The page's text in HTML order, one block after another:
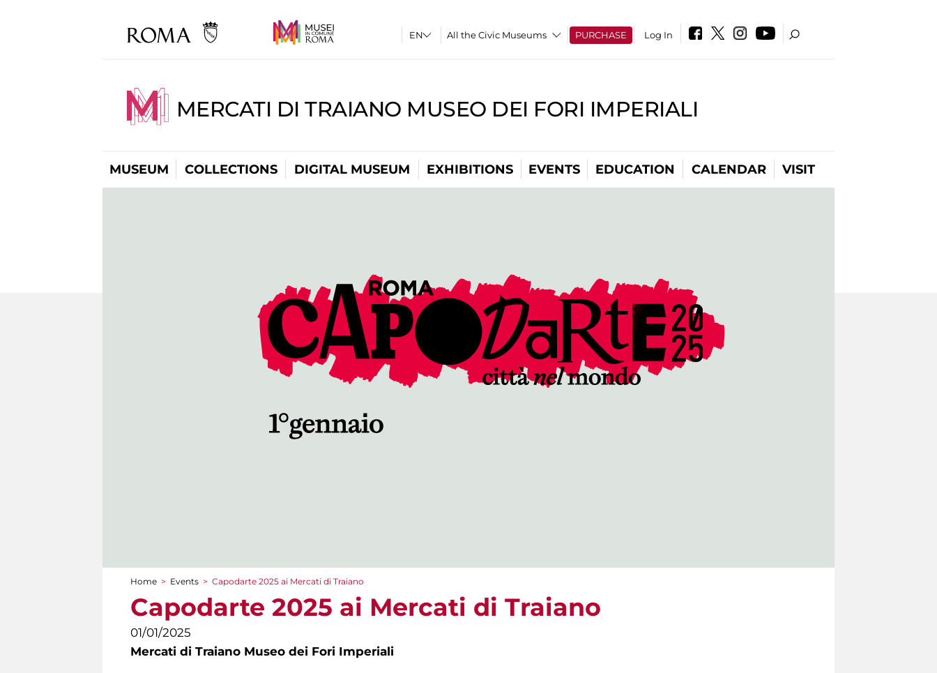
All the Civic Museums PURCHASE Log In
MERCATI DI TRAIANO MUSEO DEI FORI IMPERIALI
MUSEUM COLLECTIONS DIGITAL MUSEUM EXHIBITIONS EVENTS EDUCATION CALENDAR VISIT
You are here
Home > Events > Capodarte 2025 ai Mercati di Traiano
Capodarte 2025 ai Mercati di Traiano
01/01/2025
Mercati di Traiano Museo dei Fori Imperiali